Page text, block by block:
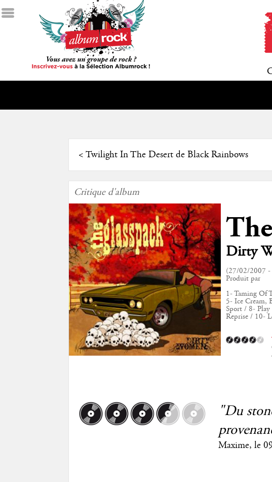
< Twilight In The Desert de Black Rainbows
Critique d'album
Dirty
(27/02/2007 -
Produit par
1- Taming Of
5- Ice Cream,
Sport / 8-
Reprise / 10-
"Du
Maxime, le